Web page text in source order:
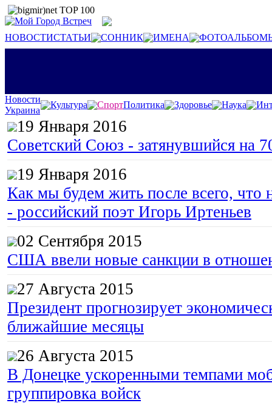
НОВОСТИСТАТЬИ СОННИК ИМЕНА
Новости
Украина
Культура СпортПолитика Здоровье Наука
19 Января 2016
Советский Союз - затянувшийся на
19 Января 2016
Как мы будем жить после всего, что
- российский поэт Игорь Иртеньев
02 Сентября 2015
США ввели новые санкции в
27 Августа 2015
Президент прогнозирует
ближайшие месяцы
26 Августа 2015
В Донецке ускоренными темпами
группировка войск